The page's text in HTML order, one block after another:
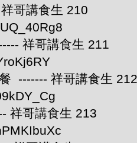
哥講食生 210
祥哥講食生 211
------- 祥哥講食生 212
祥哥講食生 213